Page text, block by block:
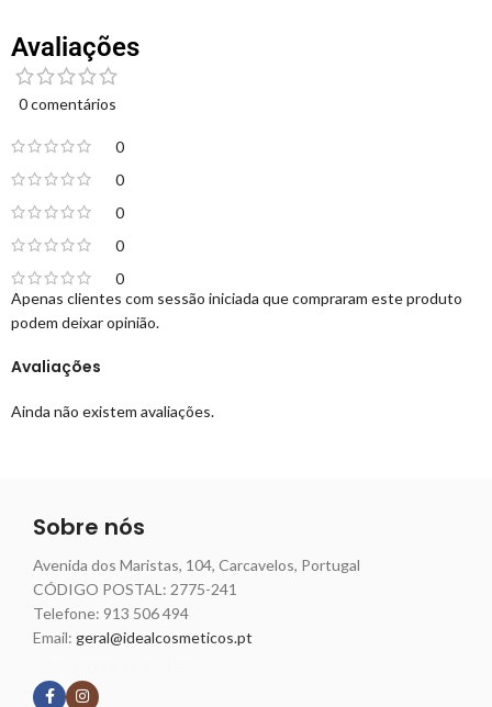
Avaliações
0 comentários
0
0
0
0
0
Avaliações
Ainda não existem avaliações.
Apenas clientes com sessão iniciada que compraram este produto
podem deixar opinião.
Sobre nós
Avenida dos Maristas, 104, Carcavelos, Portugal
CÓDIGO POSTAL: 2775-241
Telefone: 913 506 494
Email: geral@idealcosmeticos.pt